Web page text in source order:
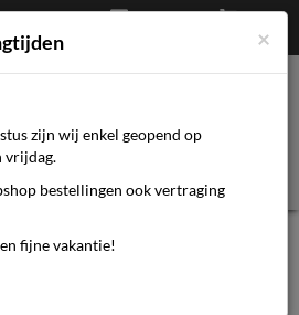
€0,00
Afrekenen
Mijn account
a ef zw
×
zijn wij enkel geopend op
vrijdag.
bestellingen ook vertraging
fijne vakantie!